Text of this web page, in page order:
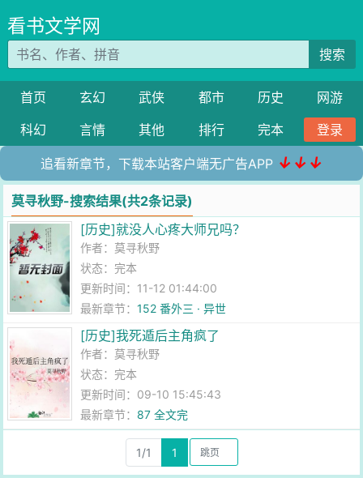
看书文学网
搜索
首页 玄幻 武侠 都市 历史
网游
科幻
言情 其他 排行 完本 登录
追看新章节，下载本站客户端无广告APP ↓↓↓
莫寻秋野-搜索结果(共2条记录)
[历史]就没人心疼大师兄吗？
作者： 莫寻秋野
状态：完本
更新时间：11-12 01:44:00
最新章节：152 番外三 · 异世
[历史]我死遁后主角疯了
作者： 莫寻秋野
状态：完本
更新时间：09-10 15:45:43
最新章节： 87 全文完
1/1 1